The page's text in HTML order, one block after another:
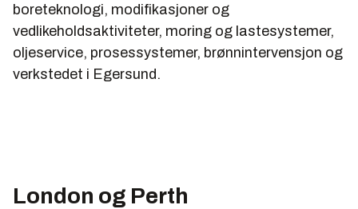
boreteknologi, modifikasjoner og
vedlikeholdsaktiviteter, moring og lastesystemer,
oljeservice, prosessystemer, brønnintervensjon og
verkstedet i Egersund.
London og Perth